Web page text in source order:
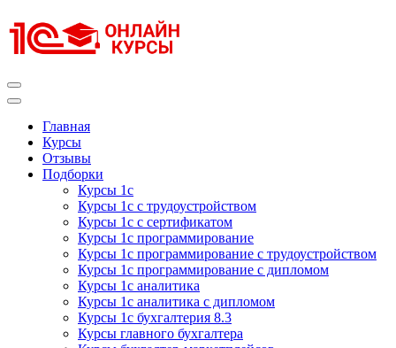
к
содержимому
Главная
Курсы
Отзывы
Подборки
Курсы 1с
Курсы 1с с трудоустройством
Курсы 1с с сертификатом
Курсы 1с программирование
Курсы 1с программирование с трудоустройством
Курсы 1с программирование с дипломом
Курсы 1с аналитика
Курсы 1с аналитика с дипломом
Курсы 1с бухгалтерия 8.3
Курсы главного бухгалтера